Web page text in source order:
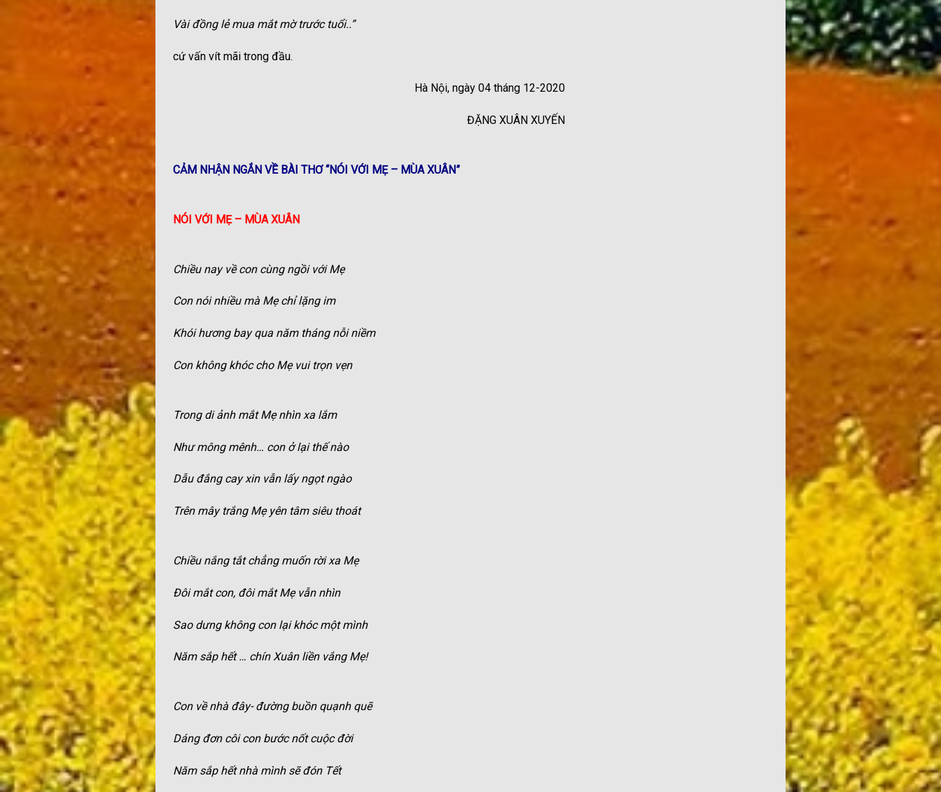
Vài đồng lẻ mua mắt mờ trước tuổi..”
cứ vấn vít mãi trong đầu.
Hà Nội, ngày 04 tháng 12-2020
ĐẶNG XUÂN XUYẾN
CẢM NHẬN NGẮN VỀ BÀI THƠ “NÓI VỚI MẸ – MÙA XUÂN”
NÓI VỚI MẸ – MÙA XUÂN
Chiều nay về con cùng ngồi với Mẹ
Con nói nhiều mà Mẹ chỉ lặng im
Khói hương bay qua năm tháng nỗi niềm
Con không khóc cho Mẹ vui trọn vẹn
Trong di ảnh mắt Mẹ nhìn xa lắm
Như mông mênh… con ở lại thế nào
Dẫu đắng cay xin vẫn lấy ngọt ngào
Trên mây trắng Mẹ yên tâm siêu thoát
Chiều nắng tắt chẳng muốn rời xa Mẹ
Đôi mắt con, đôi mắt Mẹ vẫn nhìn
Sao dưng không con lại khóc một mình
Năm sắp hết … chín Xuân liền vắng Mẹ!
Con về nhà đây- đường buồn quạnh quẽ
Dáng đơn côi con bước nốt cuộc đời
Năm sắp hết nhà mình sẽ đón Tết